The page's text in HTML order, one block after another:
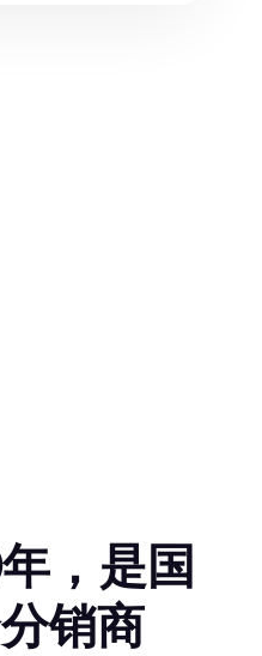
年 ， 是国
分销商